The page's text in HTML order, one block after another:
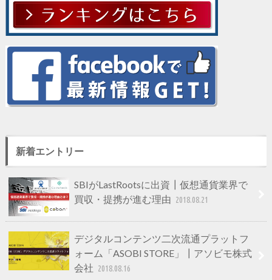
新着エントリー
SBIがLastRootsに出資┃仮想通貨業界で
買収・提携が進む理由 2018.08.21
デジタルコンテンツ二次流通プラットフ
ォーム「ASOBI STORE」┃アソビモ株式
会社 2018.08.16